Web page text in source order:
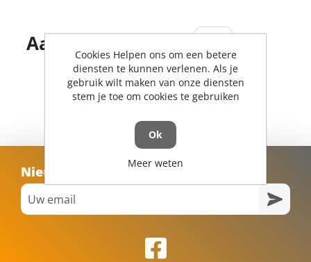
Aantal producten
Nieuwsbrief
Cookies Helpen ons om een betere
diensten te kunnen verlenen. Als je
gebruik wilt maken van onze diensten
stem je toe om cookies te gebruiken
Ok
Meer weten